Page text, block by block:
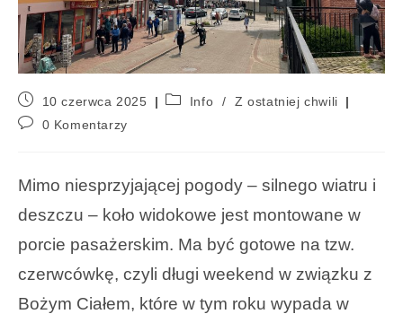
10 czerwca 2025 Info /
Z ostatniej chwili
0 Komentarzy
Mimo niesprzyjającej pogody – silnego wiatru i
deszczu – koło widokowe jest montowane w
porcie pasażerskim. Ma być gotowe na tzw.
czerwcówkę, czyli długi weekend w związku z
Bożym Ciałem, które w tym roku wypada w